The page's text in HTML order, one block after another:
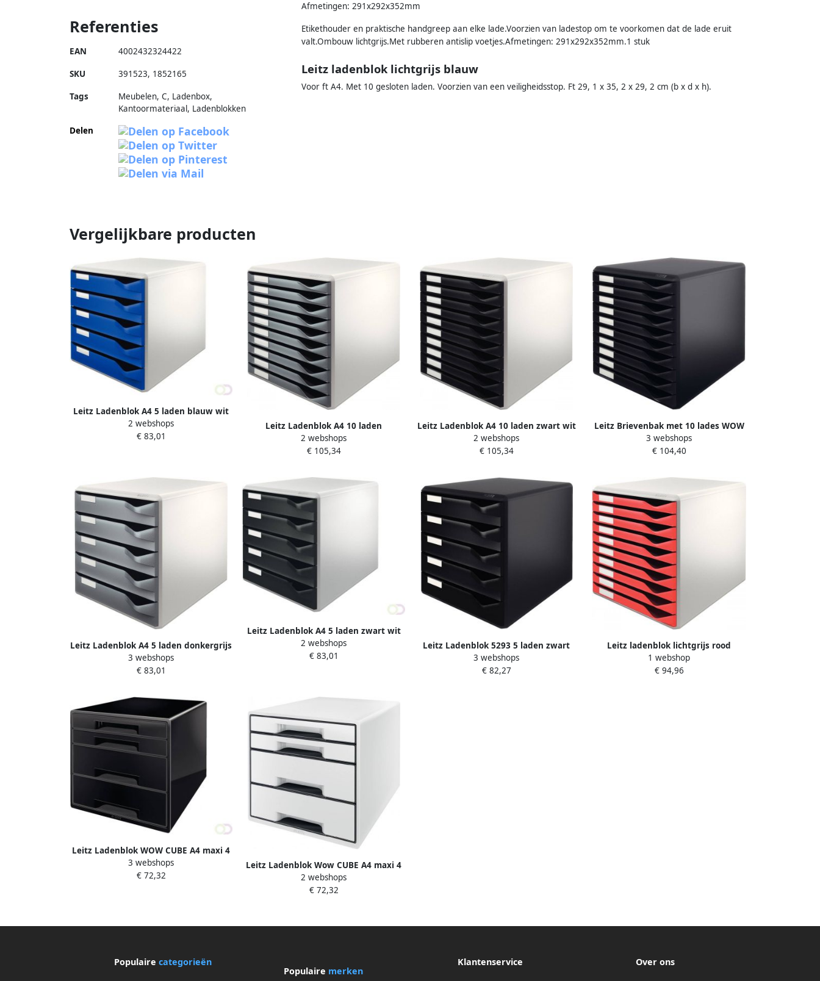
Afmetingen: 291x292x352mm
Etikethouder en praktische handgreep aan elke lade.Voorzien van ladestop om te voorkomen dat de lade eruit
valt.Ombouw lichtgrijs.Met rubberen antislip voetjes.Afmetingen: 291x292x352mm.1 stuk
Leitz ladenblok lichtgrijs blauw
Voor ft A4. Met 10 gesloten laden. Voorzien van een veiligheidsstop. Ft 29, 1 x 35, 2 x 29, 2 cm (b x d x h).
Referenties
EAN 4002432324422
SKU 391523, 1852165
Tags
Meubelen, C, Ladenbox,
Kantoormateriaal, Ladenblokken
Delen
Vergelijkbare producten
Leitz Ladenblok A4 5 laden blauw wit
2 webshops
€ 83,01
Leitz Ladenblok A4 10 laden
donkergrijs wit
2 webshops
€ 105,34
Leitz Ladenblok A4 10 laden zwart wit
2 webshops
€ 105,34
Leitz Brievenbak met 10 lades WOW
zwart
3 webshops
€ 104,40
Leitz Ladenblok A4 5 laden donkergrijs
wit
3 webshops
€ 83,01
Leitz Ladenblok A4 5 laden zwart wit
2 webshops
€ 83,01
Leitz Ladenblok 5293 5 laden zwart
3 webshops
€ 82,27
Leitz ladenblok lichtgrijs rood
1 webshop
€ 94,96
Leitz Ladenblok WOW CUBE A4 maxi 4
laden zwart
3 webshops
€ 72,32
Leitz Ladenblok Wow CUBE A4 maxi 4
laden wit zwart
2 webshops
€ 72,32
Populaire categorieën
Populaire merken
Klantenservice Over ons